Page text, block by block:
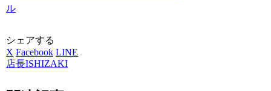
シェアする
X Facebook LINE
店長ISHIZAKI